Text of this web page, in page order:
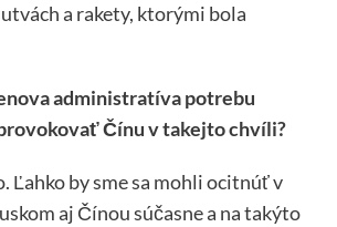
a rakety, ktorými bola
administratíva potrebu
Čínu v takejto chvíli?
Ľahko by sme sa mohli ocitnúť v
aj Čínou súčasne a na takýto